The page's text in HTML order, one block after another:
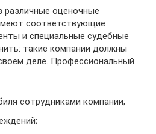
оценочные
соответствующие
и специальные судебные
такие компании должны
деле. Профессиональный
сотрудниками компании;